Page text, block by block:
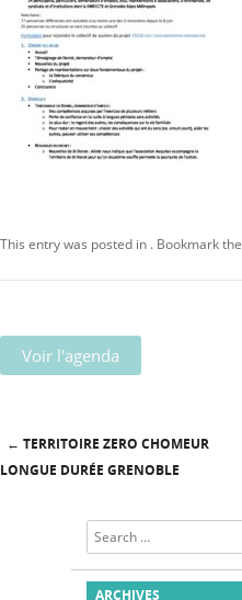
This entry was posted in . Bookmark the
Voir l'agenda
Post navigation
← TERRITOIRE ZERO CHOMEUR
LONGUE DURÉE GRENOBLE
Search
ARCHIVES